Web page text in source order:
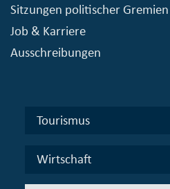
Sitzungen politischer Gremien
Job & Karriere
Ausschreibungen
Tourismus
Wirtschaft